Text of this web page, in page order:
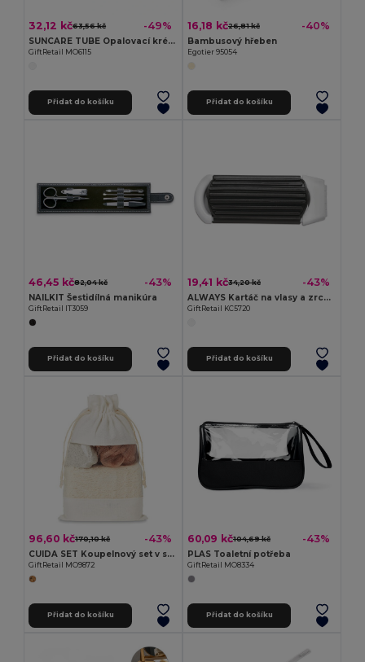
32,12 kč63,56 kč -49%
SUNCARE TUBE Opalovací krém v tubě
GiftRetail MO6115
Přidat do košíku
16,18 kč26,81 kč -40%
Bambusový hřeben
Egotier 95054
Přidat do košíku
46,45 kč82,04 kč -43%
NAILKIT Šestidílná manikúra
GiftRetail IT3059
Přidat do košíku
19,41 kč34,20 kč -43%
ALWAYS Kartáč na vlasy a zrcátko
GiftRetail KC5720
Přidat do košíku
96,60 kč170,10 kč -43%
CUIDA SET Koupelnový set v sáčku
GiftRetail MO9872
Přidat do košíku
60,09 kč104,69 kč -43%
PLAS Toaletní potřeba
GiftRetail MO8334
Přidat do košíku